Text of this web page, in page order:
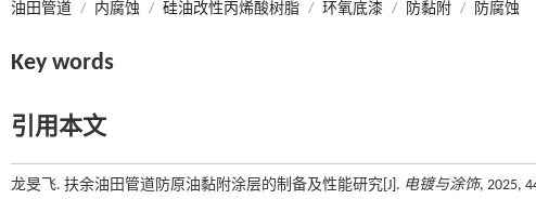
油田管道 / 内腐蚀 / 硅油改性丙烯酸树脂 / 环氧底漆 / 防黏附 / 防腐蚀
Key words
引用本文
龙旻飞. 扶余油田管道防原油黏附涂层的制备及性能研究[J]. 电镀与涂饰, 2025,